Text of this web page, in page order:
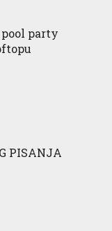
party
PISANJA